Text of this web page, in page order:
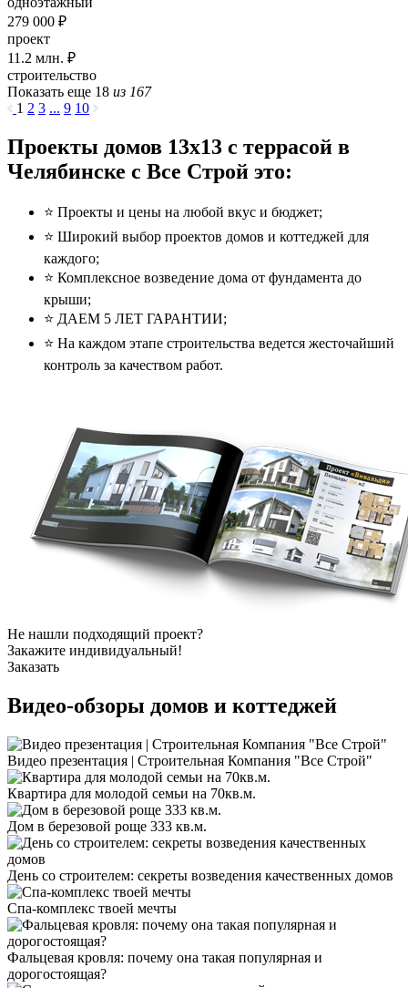
279 000 ₽
проект
11.2 млн. ₽
строительство
Показать еще 18 из 167
1 2 3 ... 9 10
Проекты домов 13x13 с террасой в
Челябинске с Все Строй это:
⭐️ Проекты и цены на любой вкус и бюджет;
⭐️ Широкий выбор проектов домов и коттеджей для
каждого;
⭐️ Комплексное возведение дома от фундамента до
крыши;
⭐️ ДАЕМ 5 ЛЕТ ГАРАНТИИ;
⭐️ На каждом этапе строительства ведется жесточайший
контроль за качеством работ.
Не нашли подходящий проект?
Закажите индивидуальный!
Заказать
Видео-обзоры домов и коттеджей
Видео презентация | Строительная Компания "Все Строй"
Квартира для молодой семьи на 70кв.м.
Дом в березовой роще 333 кв.м.
День со строителем: секреты возведения качественных домов
Спа-комплекс твоей мечты
Фальцевая кровля: почему она такая популярная и
дорогостоящая?